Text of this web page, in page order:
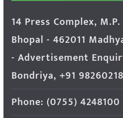
14 Press Complex,
Bhopal - 462011
- Advertisement
Bondriya, +91
Phone: (0755) 4248100